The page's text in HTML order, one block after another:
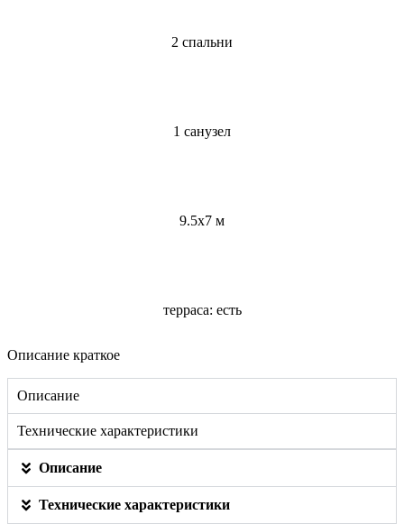
2 спальни
1 санузел
9.5x7 м
терраса: есть
Описание краткое
Описание
Технические характеристики
Описание
Технические характеристики